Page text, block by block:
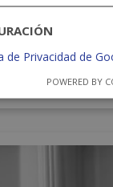
CXI-86
de Privacidad de
POWERED BY